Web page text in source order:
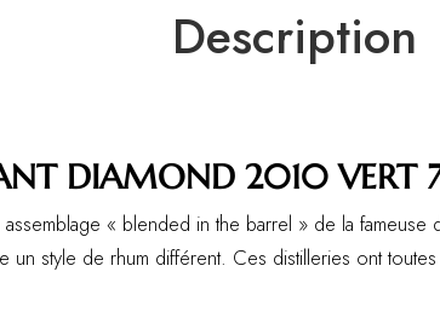
Description
DIAMOND 2010 VERT
« blended in the barrel » de la
style de rhum différent. Ces distilleries ont